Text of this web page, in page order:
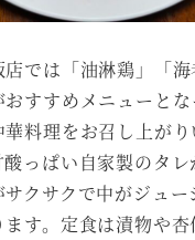
では「油淋鶏」「海
おすすめメニューとな
料理をお召し上が
っぱい自家製のタ
クサクで中がジュー
す。定食は漬物や